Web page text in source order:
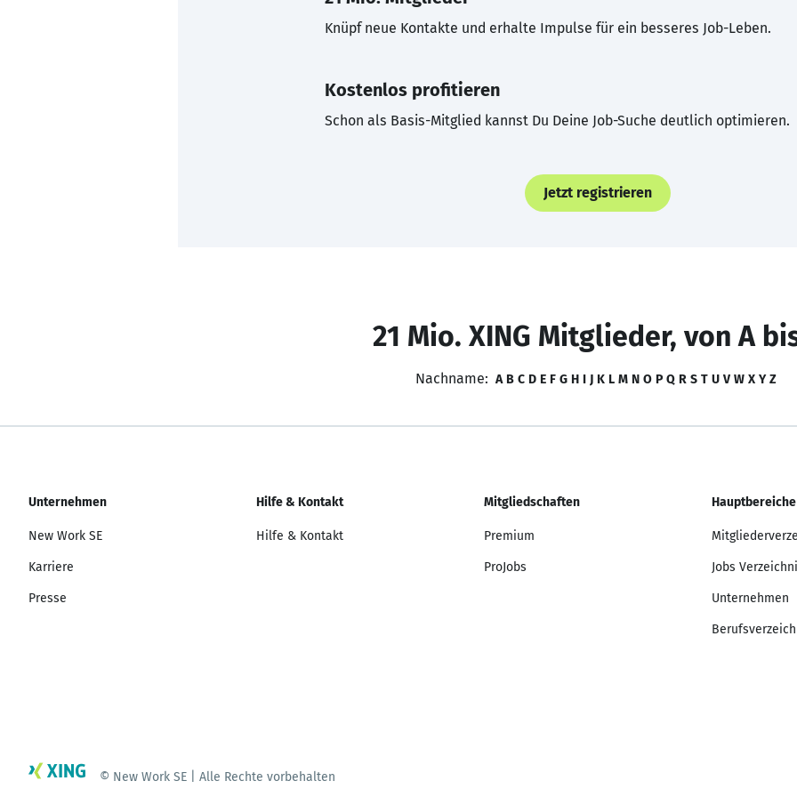
Knüpf neue Kontakte und erhalte Impulse für ein besseres Job-Leben.
Kostenlos profitieren
Schon als Basis-Mitglied kannst Du Deine Job-Suche deutlich optimieren.
Jetzt registrieren
21 Mio. XING Mitglieder, von A
Nachname: A B C D E F G H I J K L M N O P Q R S T U V W X Y Z
Unternehmen
New Work SE
Karriere
Presse
Hilfe & Kontakt
Hilfe & Kontakt
Mitgliedschaften
Premium
ProJobs
Hauptbereiche
Jobs
Unternehmen
© New Work SE | Alle Rechte vorbehalten